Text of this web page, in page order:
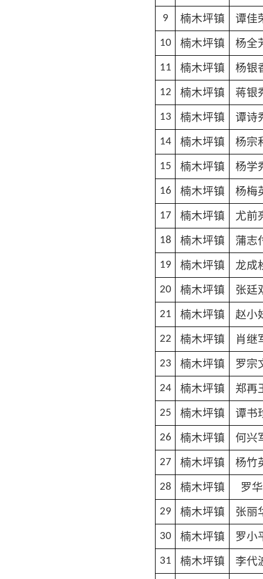
9 楠木坪镇 谭佳
10 楠木坪镇 杨全
11 楠木坪镇 杨银
12 楠木坪镇 蒋银
13 楠木坪镇 谭诗
14 楠木坪镇 杨宗
15 楠木坪镇 杨学
16 楠木坪镇 杨梅
17 楠木坪镇 尤前
18 楠木坪镇 蒲志
19 楠木坪镇 龙成
20 楠木坪镇 张廷
21 楠木坪镇 赵小
22 楠木坪镇 肖继
23 楠木坪镇 罗宗
24 楠木坪镇 郑再
25 楠木坪镇 谭书
26 楠木坪镇 何兴
27 楠木坪镇 杨竹
28 楠木坪镇 罗华
29 楠木坪镇 张丽
30 楠木坪镇 罗小
31 楠木坪镇 李代